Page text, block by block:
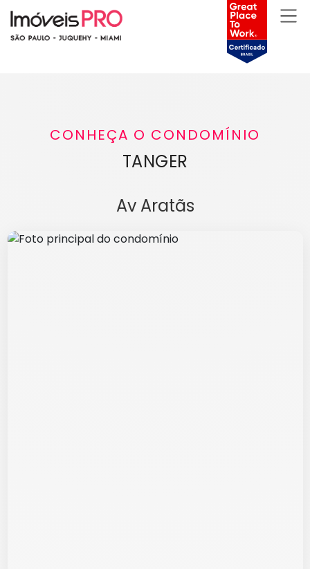
CONHEÇA O CONDOMÍNIO
TANGER
Av Aratãs